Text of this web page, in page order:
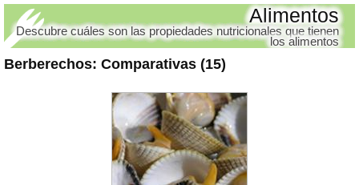
Berberechos: Comparativas (15)
Alimentos
Descubre cuáles son las propiedades nutricionales que tienen
los alimentos